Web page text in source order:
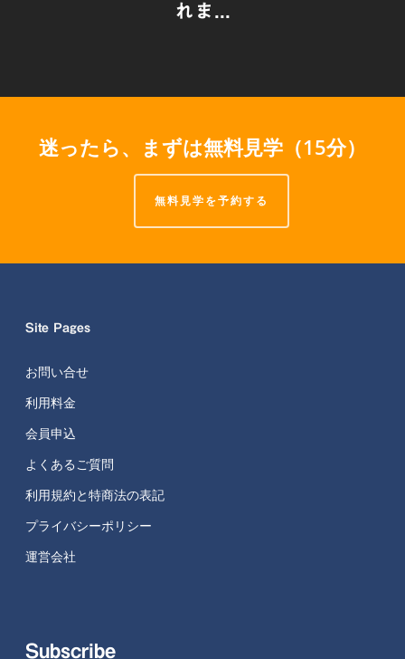
れま...
迷ったら、まずは無料見学（15分）
無料見学を予約する
Site Pages
お問い合せ
利用料金
会員申込
よくあるご質問
利用規約と特商法の表記
プライバシーポリシー
運営会社
Subscribe